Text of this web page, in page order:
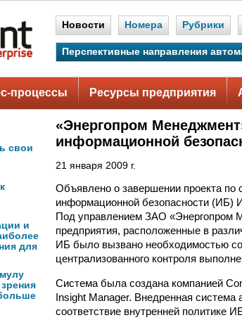
Новости Номера Рубрики
Перспективные направления
процессы Ресурсы предприятия
свои
и
для
«Энергопром
информационной
21 января 2009 г.
Объявлено о завершении проекта по
информационной безопасности (ИБ)
Под управлением ЗАО «Энергопром
предприятия, расположенные в
ИБ было вызвано необходимостью
централизованного контроля
Система была создана компанией
Insight Manager. Внедренная система
соответствие внутренней политике